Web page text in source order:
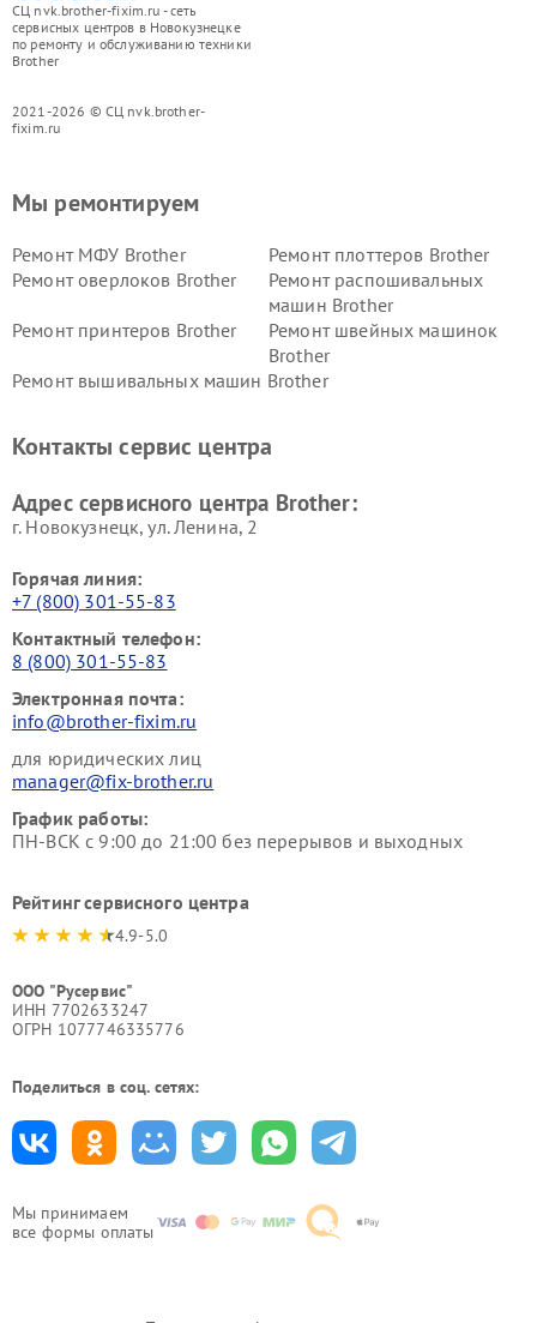
СЦ nvk.brother-fixim.ru - сеть
сервисных центров в Новокузнецке
по ремонту и обслуживанию техники
Brother
2021-2026 © СЦ nvk.brother-
fixim.ru
Мы принимаем
все формы оплаты
Мы ремонтируем
Ремонт МФУ Brother
Ремонт плоттеров Brother
Ремонт оверлоков Brother
Ремонт распошивальных
машин Brother
Ремонт принтеров Brother
Ремонт швейных машинок
Brother
Ремонт вышивальных машин Brother
Контакты сервис центра
Адрес сервисного центра Brother:
г. Новокузнецк, ул. Ленина, 2
Горячая линия:
+7 (800) 301-55-83
Контактный телефон:
8 (800) 301-55-83
Электронная почта:
info@brother-fixim.ru
для юридических лиц
manager@fix-brother.ru
График работы:
ПН-ВСК с 9:00 до 21:00 без перерывов и выходных
Рейтинг сервисного центра
4.9-5.0
ООО "Русервис"
ИНН 7702633247
ОГРН 1077746335776
Поделиться в соц. сетях: